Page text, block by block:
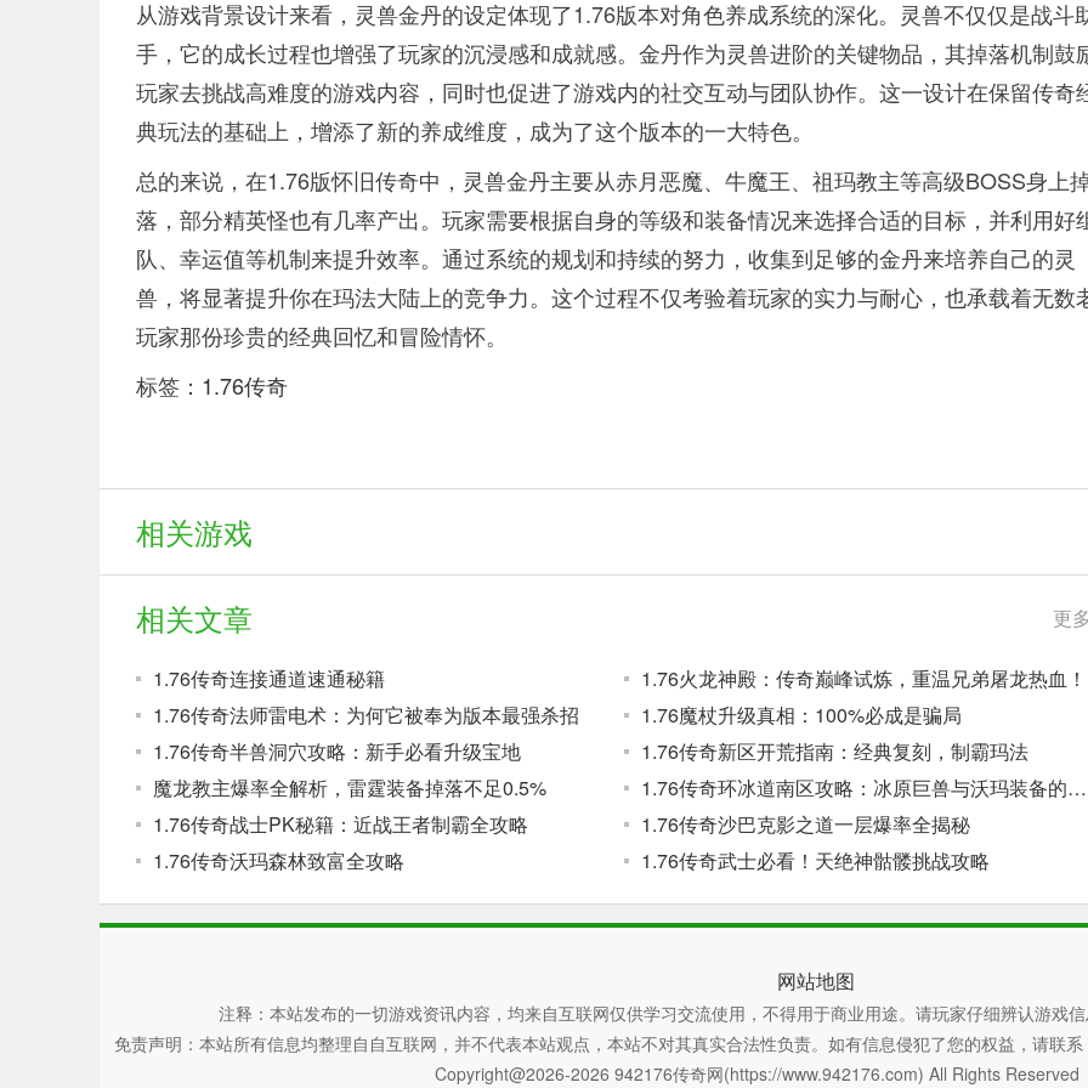
从游戏背景设计来看，灵兽金丹的设定体现了1.76版本对角色养成系统的深化。灵兽不仅仅是战斗
手，它的成长过程也增强了玩家的沉浸感和成就感。金丹作为灵兽进阶的关键物品，其掉落机制鼓
玩家去挑战高难度的游戏内容，同时也促进了游戏内的社交互动与团队协作。这一设计在保留传奇
典玩法的基础上，增添了新的养成维度，成为了这个版本的一大特色。
总的来说，在1.76版怀旧传奇中，灵兽金丹主要从赤月恶魔、牛魔王、祖玛教主等高级BOSS身上
落，部分精英怪也有几率产出。玩家需要根据自身的等级和装备情况来选择合适的目标，并利用好
队、幸运值等机制来提升效率。通过系统的规划和持续的努力，收集到足够的金丹来培养自己的灵
兽，将显著提升你在玛法大陆上的竞争力。这个过程不仅考验着玩家的实力与耐心，也承载着无数
玩家那份珍贵的经典回忆和冒险情怀。
标签： 1.76传奇
相关游戏
相关文章 更
1.76传奇连接通道速通秘籍
1.76火龙神殿：传奇巅峰试炼，重温兄弟屠龙热血！
1.76传奇法师雷电术：为何它被奉为版本最强杀招
1.76魔杖升级真相：100%必成是骗局
1.76传奇半兽洞穴攻略：新手必看升级宝地
1.76传奇新区开荒指南：经典复刻，制霸玛法
魔龙教主爆率全解析，雷霆装备掉落不足0.5%
1.76传奇环冰道南区攻略：冰原巨兽与沃玛装备的宝藏之地
1.76传奇战士PK秘籍：近战王者制霸全攻略
1.76传奇沙巴克影之道一层爆率全揭秘
1.76传奇沃玛森林致富全攻略
1.76传奇武士必看！天绝神骷髅挑战攻略
网站地图
注释：本站发布的一切游戏资讯内容，均来自互联网仅供学习交流使用，不得用于商业用途。请玩家仔细辨认游戏
免责声明：本站所有信息均整理自自互联网，并不代表本站观点，本站不对其真实合法性负责。如有信息侵犯了您的权益，请联
Copyright@2026-2026 942176传奇网(https://www.942176.com) All Rights Reserved